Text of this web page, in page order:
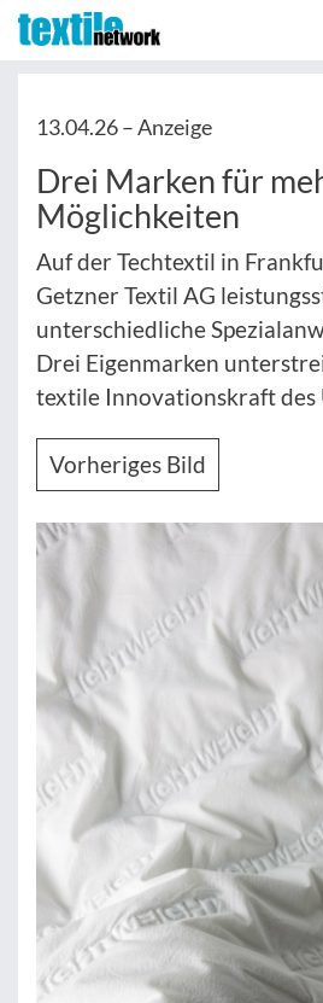
13.04.26 –Anzeige
Drei Marken für
Möglichkeiten
Auf der Techtextil in
Getzner Textil AG
unterschiedliche
Drei Eigenmarken
textile Innovationskraft des
Vorheriges Bild